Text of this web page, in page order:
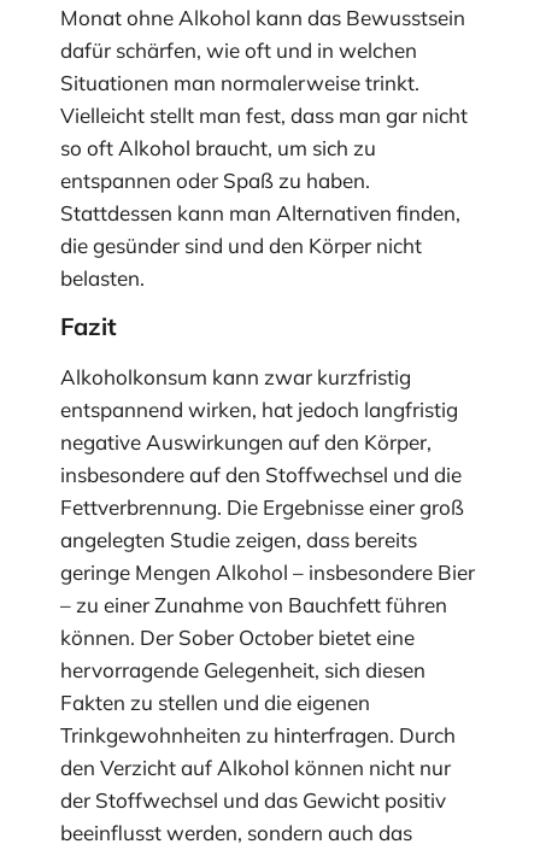
Monat ohne Alkohol kann das Bewusstsein
dafür schärfen, wie oft und in welchen
Situationen man normalerweise trinkt.
Vielleicht stellt man fest, dass man gar nicht
so oft Alkohol braucht, um sich zu
entspannen oder Spaß zu haben.
Stattdessen kann man Alternativen finden,
die gesünder sind und den Körper nicht
belasten.
Fazit
Alkoholkonsum kann zwar kurzfristig
entspannend wirken, hat jedoch langfristig
negative Auswirkungen auf den Körper,
insbesondere auf den Stoffwechsel und die
Fettverbrennung. Die Ergebnisse einer groß
angelegten Studie zeigen, dass bereits
geringe Mengen Alkohol – insbesondere Bier
– zu einer Zunahme von Bauchfett führen
können. Der Sober October bietet eine
hervorragende Gelegenheit, sich diesen
Fakten zu stellen und die eigenen
Trinkgewohnheiten zu hinterfragen. Durch
den Verzicht auf Alkohol können nicht nur
der Stoffwechsel und das Gewicht positiv
beeinflusst werden, sondern auch das